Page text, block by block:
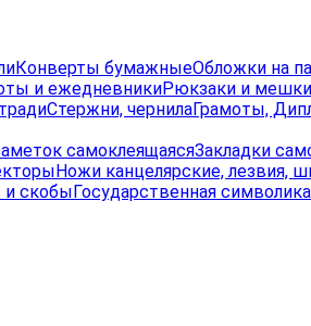
Конверты бумажныеОбложки на
и ежедневникиРюкзаки и
Стержни, чернилаГрамоты,
самоклеящаясяЗакладки
Ножи канцелярские, лезвия,
и скобыГосударственная символика